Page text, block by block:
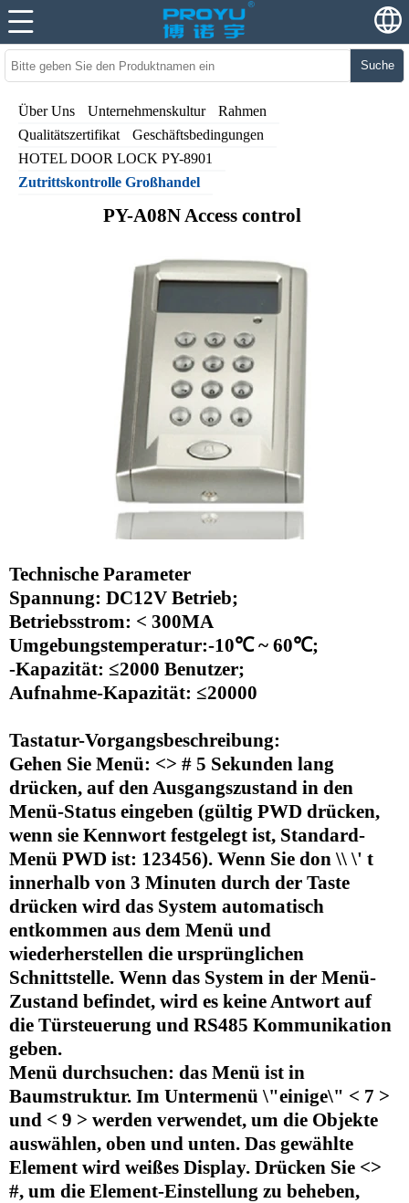
Suche
Über Uns Unternehmenskultur
Rahmen
Qualitätszertifikat
Geschäftsbedingungen
HOTEL DOOR LOCK PY-8901
Zutrittskontrolle Großhandel
PY-A08N Access control
Technische Parameter
Spannung: DC12V Betrieb;
Betriebsstrom: < 300MA
Umgebungstemperatur:-10℃ ~ 60℃;
-Kapazität: ≤2000 Benutzer;
Aufnahme-Kapazität: ≤20000
Tastatur-Vorgangsbeschreibung:
Gehen Sie Menü: <> # 5 Sekunden lang
drücken, auf den Ausgangszustand in den
Menü-Status eingeben (gültig PWD drücken,
wenn sie Kennwort festgelegt ist, Standard-
Menü PWD ist: 123456). Wenn Sie don \\ \' t
innerhalb von 3 Minuten durch der Taste
drücken wird das System automatisch
entkommen aus dem Menü und
wiederherstellen die ursprünglichen
Schnittstelle. Wenn das System in der Menü-
Zustand befindet, wird es keine Antwort auf
die Türsteuerung und RS485 Kommunikation
geben.
Menü durchsuchen: das Menü ist in
Baumstruktur. Im Untermenü \"einige\" < 7 >
und < 9 > werden verwendet, um die Objekte
auswählen, oben und unten. Das gewählte
Element wird weißes Display. Drücken Sie <>
#, um die Element-Einstellung zu beheben,